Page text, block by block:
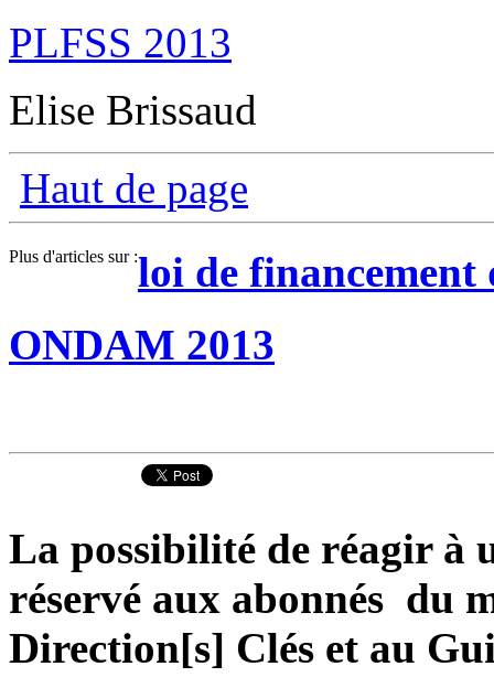
PLFSS 2013
Elise Brissaud
Haut de page
Plus d'articles sur :loi de financement
ONDAM 2013
La possibilité de réagir à
réservé aux abonnés du
Direction[s] Clés et au